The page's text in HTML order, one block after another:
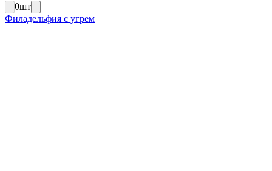
0шт
Филадельфия с угрем